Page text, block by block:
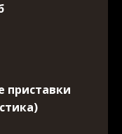
приставки